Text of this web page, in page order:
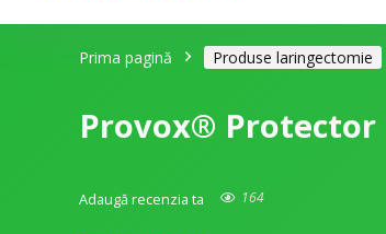
Prima pagină Produse laringectomie
Provox® Protector
Adaugă recenzia ta 164